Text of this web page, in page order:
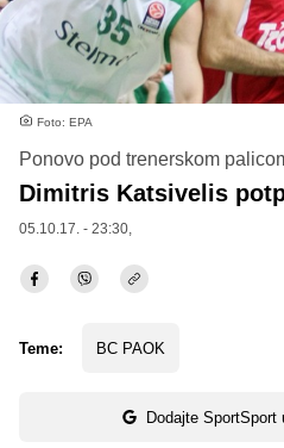
Foto: EPA
Ponovo pod trenerskom
Dimitris Katsivelis
05.10.17. - 23:30,
Teme: BC PAOK
Dodajte SportSport